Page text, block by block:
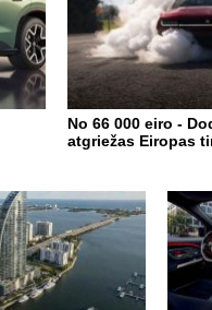
No 66 000 eiro -
atgriežas Eiropas